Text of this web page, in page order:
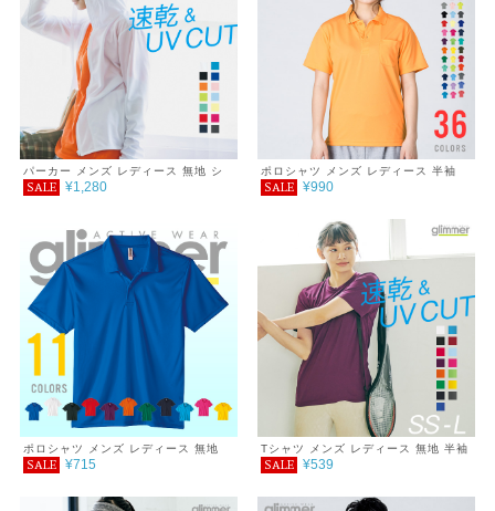
クスカラー
パーカー メンズ レディース 無地 シ
ンプル 薄手 涼しい 吸汗速乾 UVカッ
服 春 夏 秋 ゆったり 体型カバー コン
パクト アウトドア 海 キャンプ スポ
ーツ 運動会 ジム ウォーキング SALE
％OFF glimmer グリマー ドライ ジッ
プパーカー 4.4オンス
SALE ¥1,280
ポロシャツ メンズ レディース 半袖
ドライポロシャツ(ポケット付) 4.4オ
SALE ¥990
ポロシャツ メンズ レディース 無地
半袖 3.5oz インターロックドライポ
SALE ¥715
Tシャツ メンズ レディース 無地 半袖
3.5oz インターロックドライTシャツ
SALE ¥539